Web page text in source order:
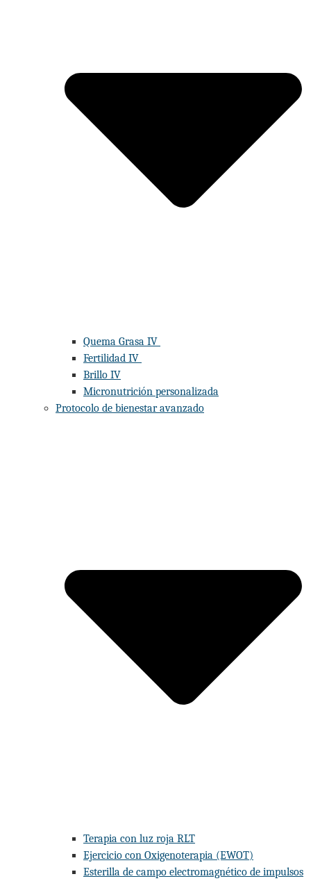
Quema Grasa IV
Fertilidad IV
Brillo IV
Micronutrición personalizada
Protocolo de bienestar avanzado
Terapia con luz roja RLT
Ejercicio con Oxigenoterapia (EWOT)
Esterilla de campo electromagnético de impulsos